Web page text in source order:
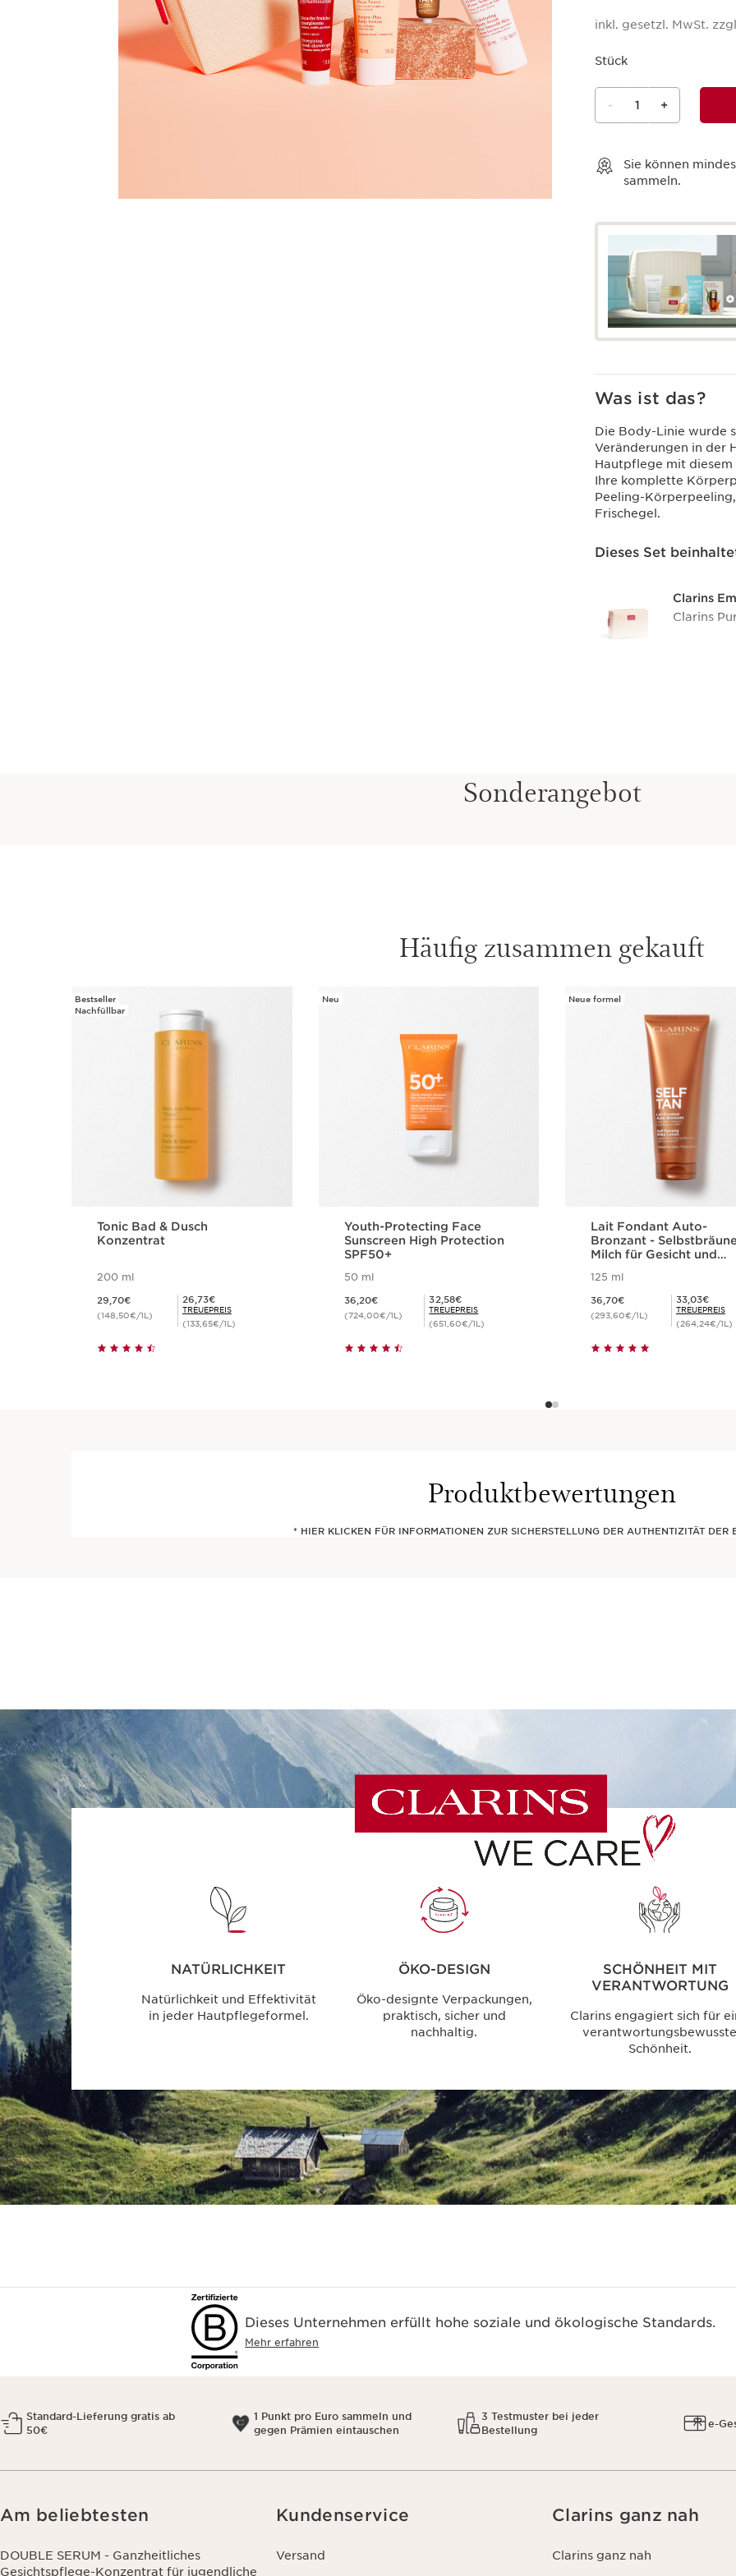
inkl. gesetzl. MwSt.
Stück
- 1 +
Sie können
sammeln.
Was ist das?
Die Body-Linie wurde
Veränderungen in der
Hautpflege mit diesem
Ihre komplette
Peeling-
Frischegel.
Dieses Set
Clarins
Clarins
Eau
Das
Sonderangebot
Häufig zusammen gekauft
WEITER ZUM INHALT
Bestseller
Nachfüllbar
Tonic Bad & Dusch
Konzentrat
200 ml
29,70€
(148,50€/1L)
Mitgliederpreis 26,73€
26,73€
TREUEPREIS
(133,65€/1L)
Schnellansicht
Neu
Youth-Protecting Face
Sunscreen High Protection
SPF50+
50 ml
36,20€
(724,00€/1L)
Mitgliederpreis 32,58€
32,58€
TREUEPREIS
(651,60€/1L)
Schnellansicht
Neue formel
Lait Fondant Auto-
Bronzant -
Milch für Gesicht und
125 ml
36,70€
(293,60€/1L)
Mitgliederpreis 33,03€
33,03€
TREUEPREIS
(264,24€/1L)
Schnellansicht
Produktbewertungen
* HIER KLICKEN FÜR INFORMATIONEN ZUR SICHERSTELLUNG DER AUTHENTIZITÄT DER
NATÜRLICHKEIT
Natürlichkeit und Effektivität
in jeder Hautpflegeformel.
ÖKO-DESIGN
Öko-designte Verpackungen,
praktisch, sicher und
nachhaltig.
SCHÖNHEIT MIT
VERANTWORTUNG
Clarins engagiert sich für
verantwortungsbewusste
Schönheit.
Dieses Unternehmen erfüllt hohe soziale und ökologische Standards.
Mehr erfahren
Standard-Lieferung gratis ab
50€
1 Punkt pro Euro sammeln und
gegen Prämien eintauschen
3 Testmuster bei jeder
Bestellung
e-
Am beliebtesten
DOUBLE SERUM - Ganzheitliches
Gesichtspflege-Konzentrat für jugendliche
Kundenservice
Versand
Clarins ganz nah
Clarins ganz nah